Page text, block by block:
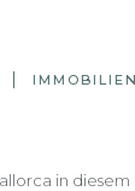
IMMOBILIEN
in